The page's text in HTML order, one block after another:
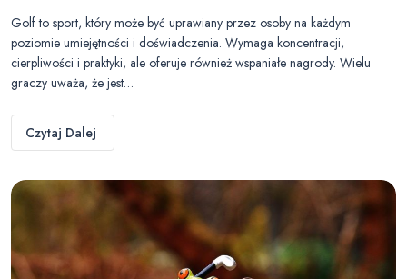
Golf to sport, który może być uprawiany przez osoby na każdym
poziomie umiejętności i doświadczenia. Wymaga koncentracji,
cierpliwości i praktyki, ale oferuje również wspaniałe nagrody. Wielu
graczy uważa, że jest…
Czytaj Dalej